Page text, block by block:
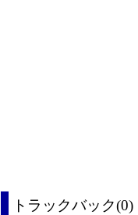
トラックバック(0)